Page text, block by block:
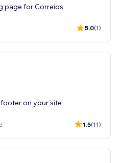
page for Correios
5.0(1)
on your site
1.5(11)